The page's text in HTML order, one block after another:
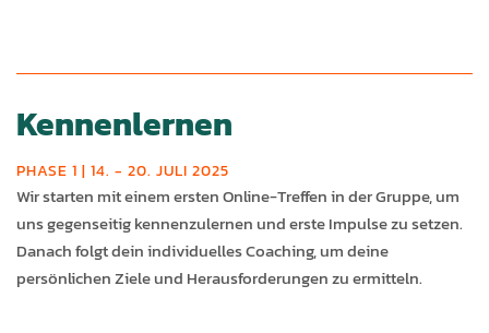
Kennenlernen
PHASE 1 | 14. - 20. JULI 2025
Wir starten mit einem ersten Online-Treffen in der Gruppe, um
uns gegenseitig kennenzulernen und erste Impulse zu setzen.
Danach folgt dein individuelles Coaching, um deine
persönlichen Ziele und Herausforderungen zu ermitteln.